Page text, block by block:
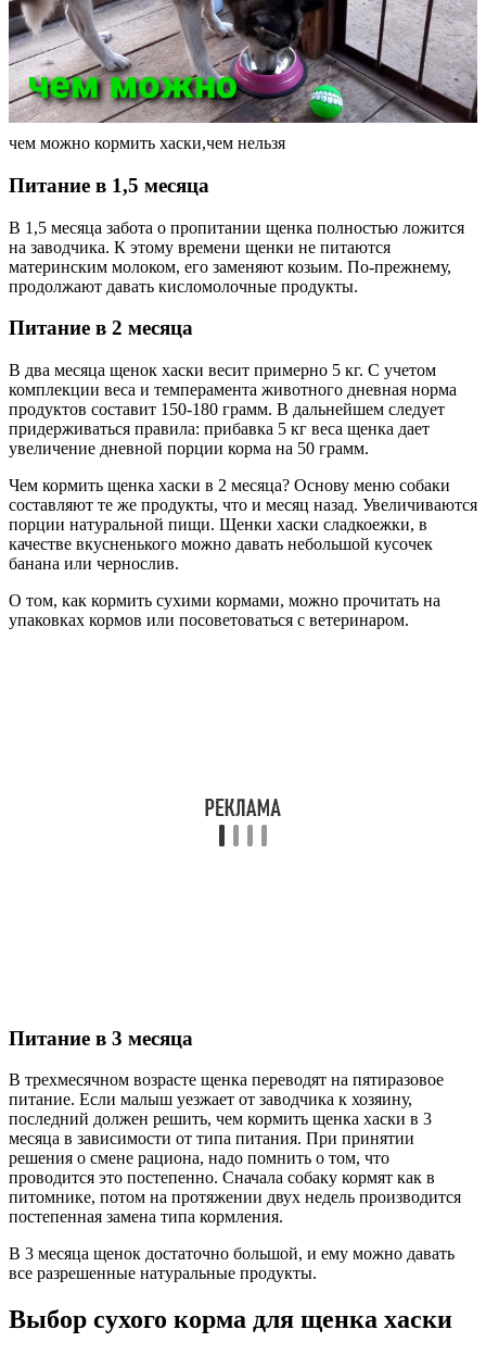
чем можно кормить хаски,чем нельзя
Питание в 1,5 месяца
В 1,5 месяца забота о пропитании щенка полностью ложится
на заводчика. К этому времени щенки не питаются
материнским молоком, его заменяют козьим. По-прежнему,
продолжают давать кисломолочные продукты.
Питание в 2 месяца
В два месяца щенок хаски весит примерно 5 кг. С учетом
комплекции веса и темперамента животного дневная норма
продуктов составит 150-180 грамм. В дальнейшем следует
придерживаться правила: прибавка 5 кг веса щенка дает
увеличение дневной порции корма на 50 грамм.
Чем кормить щенка хаски в 2 месяца? Основу меню собаки
составляют те же продукты, что и месяц назад. Увеличиваются
порции натуральной пищи. Щенки хаски сладкоежки, в
качестве вкусненького можно давать небольшой кусочек
банана или чернослив.
О том, как кормить сухими кормами, можно прочитать на
упаковках кормов или посоветоваться с ветеринаром.
Питание в 3 месяца
В трехмесячном возрасте щенка переводят на пятиразовое
питание. Если малыш уезжает от заводчика к хозяину,
последний должен решить, чем кормить щенка хаски в 3
месяца в зависимости от типа питания. При принятии
решения о смене рациона, надо помнить о том, что
проводится это постепенно. Сначала собаку кормят как в
питомнике, потом на протяжении двух недель производится
постепенная замена типа кормления.
В 3 месяца щенок достаточно большой, и ему можно давать
все разрешенные натуральные продукты.
Выбор сухого корма для щенка хаски